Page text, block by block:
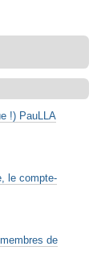
!) PauLLA
le compte-
de